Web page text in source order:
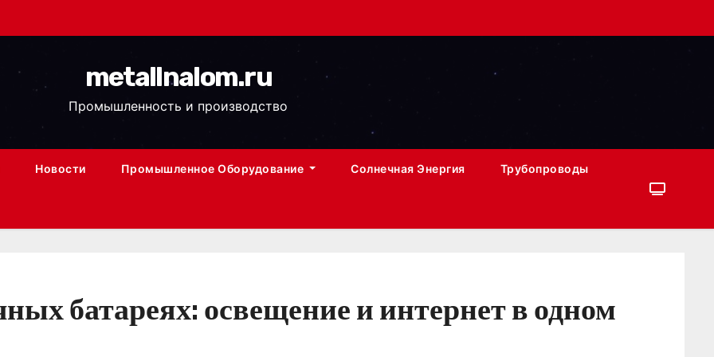
metallnalom.ru
Промышленность и производство
Новости Промышленное Оборудование Солнечная Энергия Трубопроводы
батареях: освещение и интернет в одном